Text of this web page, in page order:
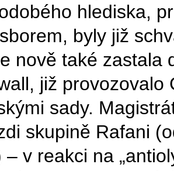
hlediska,
byly již
nově také zastala
již
sady.
skupině Rafani
– v reakci na